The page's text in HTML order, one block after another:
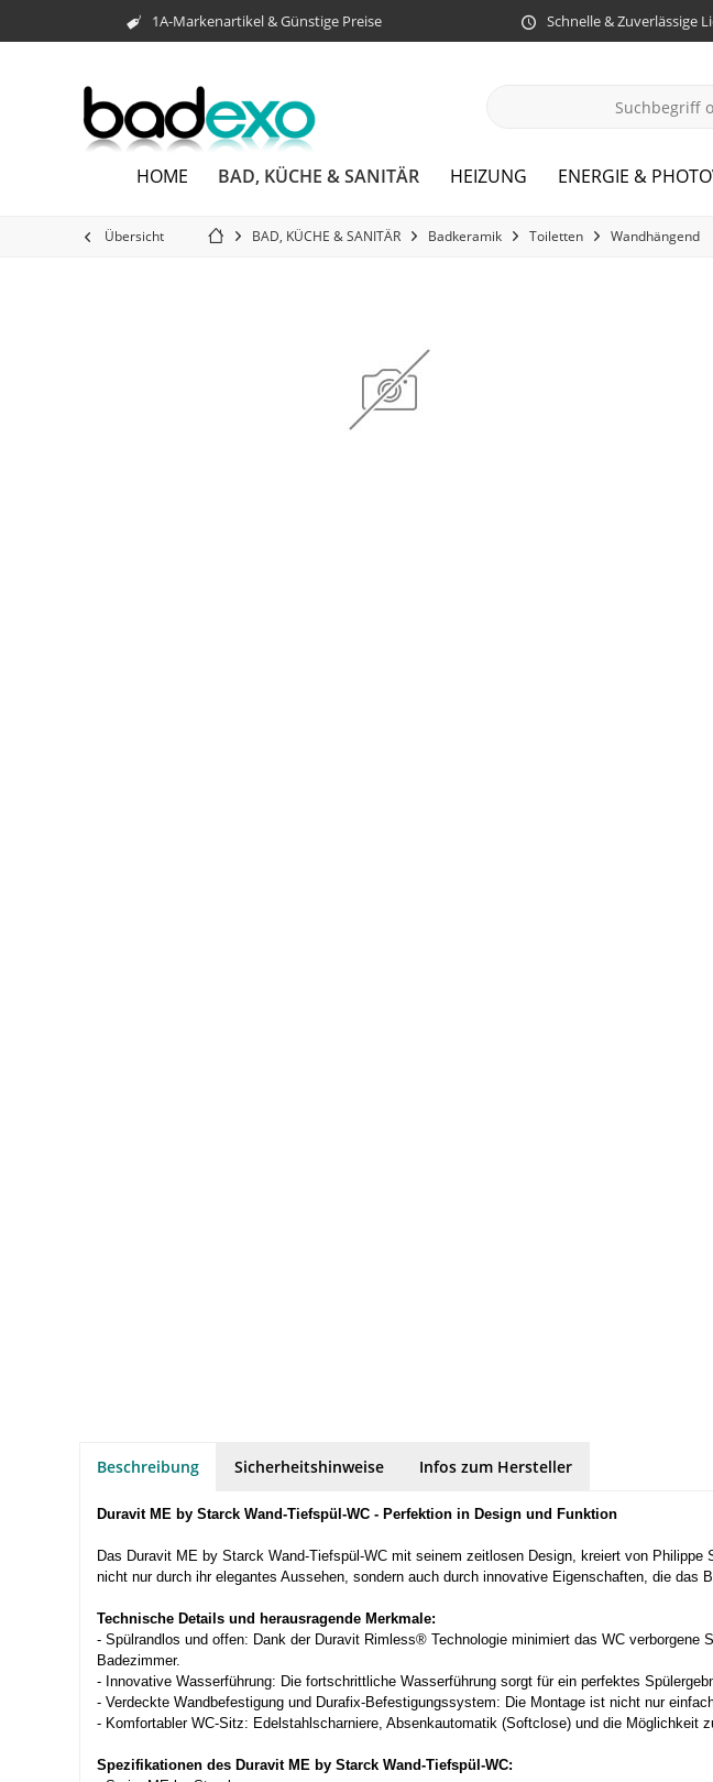
1A-Markenartikel & Günstige Preise Schnelle & Zuverlässige
HOME BAD, KÜCHE & SANITÄR HEIZUNG ENERGIE &
Übersicht BAD, KÜCHE & SANITÄR Badkeramik Toiletten Wandhängend
Beschreibung Sicherheitshinweise Infos zum Hersteller
Duravit ME by Starck Wand-Tiefspül-WC - Perfektion in Design und Funktion
Das Duravit ME by Starck Wand-Tiefspül-WC mit seinem zeitlosen Design, kreiert von
nicht nur durch ihr elegantes Aussehen, sondern auch durch innovative Eigenschaften, die das
Technische Details und herausragende Merkmale:
- Spülrandlos und offen: Dank der Duravit Rimless® Technologie minimiert das WC
Badezimmer.
- Innovative Wasserführung: Die fortschrittliche Wasserführung sorgt für ein perfektes
- Verdeckte Wandbefestigung und Durafix-Befestigungssystem: Die Montage ist nicht nur
- Komfortabler WC-Sitz: Edelstahlscharniere, Absenkautomatik (Softclose) und die Möglichkeit
Spezifikationen des Duravit ME by Starck Wand-Tiefspül-WC: